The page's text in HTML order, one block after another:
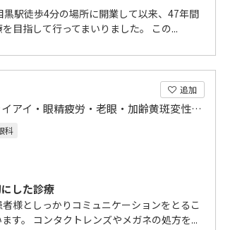
駅徒歩4分の場所に開業して以来、47年間
目指して行ってまいりました。 この...
追加
結膜炎・ものもらい・ドライアイ・眼精疲労・老眼・加齢黄斑変性症の治療等
科
した診療
様としっかりコミュニケーションをとるこ
す。 コンタクトレンズやメガネの処方を...